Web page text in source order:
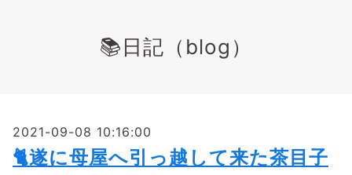
📚日記（blog）
2021-09-08 10:16:00
🐈遂に母屋へ引っ越して来た茶目子